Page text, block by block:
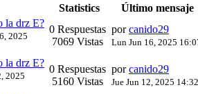
Statistics
Último mensaje
la drz E?
2025
0 Respuestas
7069 Vistas
porcanido29
Lun Jun 16, 2025
la drz E?
2025
0 Respuestas
5160 Vistas
porcanido29
Jue Jun 12, 2025 14:32